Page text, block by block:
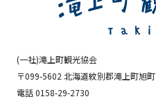
(一社)滝上町観光協会
〒099-5602 北海道紋別郡滝上町旭町
電話 0158-29-2730